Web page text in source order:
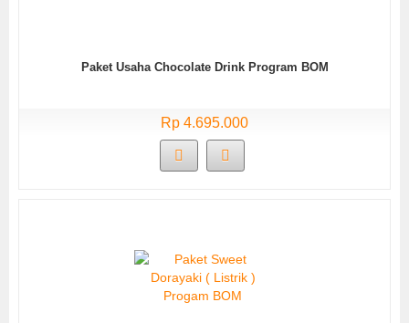
Paket Usaha Chocolate Drink Program BOM
Rp 4.695.000